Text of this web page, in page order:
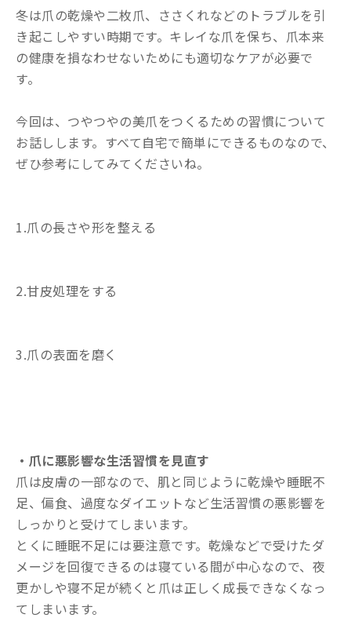
冬は爪の乾燥や二枚爪、ささくれなどのトラブルを引
き起こしやすい時期です。キレイな爪を保ち、爪本来
の健康を損なわせないためにも適切なケアが必要で
す。
今回は、つやつやの美爪をつくるための習慣について
お話しします。すべて自宅で簡単にできるものなので、
ぜひ参考にしてみてくださいね。
1.爪の長さや形を整える
2.甘皮処理をする
3.爪の表面を磨く
・爪に悪影響な生活習慣を見直す
爪は皮膚の一部なので、肌と同じように乾燥や睡眠不
足、偏食、過度なダイエットなど生活習慣の悪影響を
しっかりと受けてしまいます。
とくに睡眠不足には要注意です。乾燥などで受けたダ
メージを回復できるのは寝ている間が中心なので、夜
更かしや寝不足が続くと爪は正しく成長できなくなっ
てしまいます。